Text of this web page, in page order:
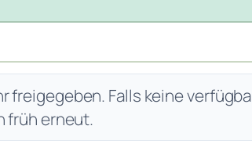
freigegeben. Falls keine
früh erneut.